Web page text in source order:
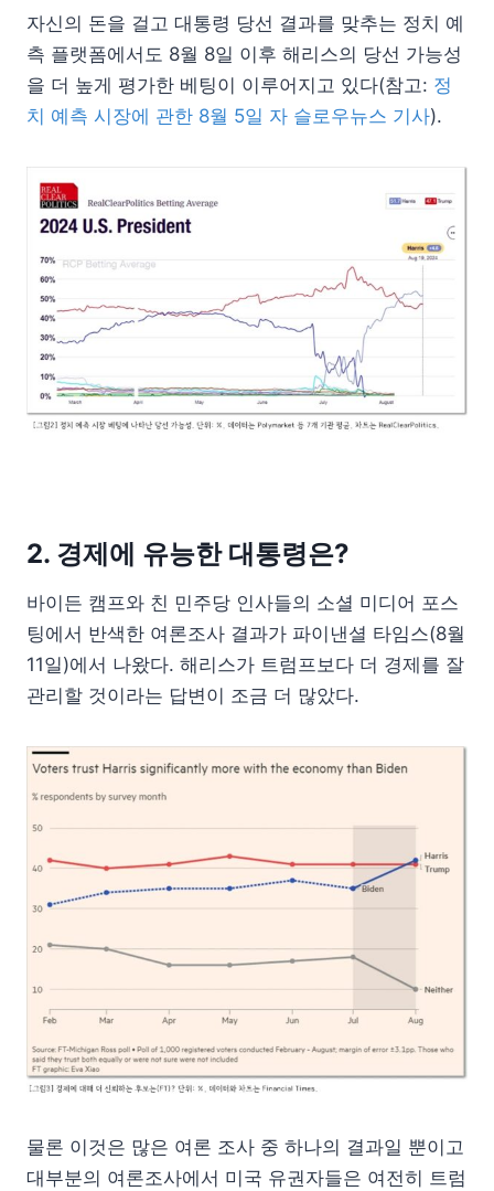
자신의 돈을 걸고 대통령 당선 결과를 맞추는 정치 예
측 플랫폼에서도 8월 8일 이후 해리스의 당선 가능성
을 더 높게 평가한 베팅이 이루어지고 있다(참고: 정
치 예측 시장에 관한 8월 5일 자 슬로우뉴스 기사).
2. 경제에 유능한 대통령은?
바이든 캠프와 친 민주당 인사들의 소셜 미디어 포스
팅에서 반색한 여론조사 결과가 파이낸셜 타임스(8월
11일)에서 나왔다. 해리스가 트럼프보다 더 경제를 잘
관리할 것이라는 답변이 조금 더 많았다.
물론 이것은 많은 여론 조사 중 하나의 결과일 뿐이고
대부분의 여론조사에서 미국 유권자들은 여전히 트럼